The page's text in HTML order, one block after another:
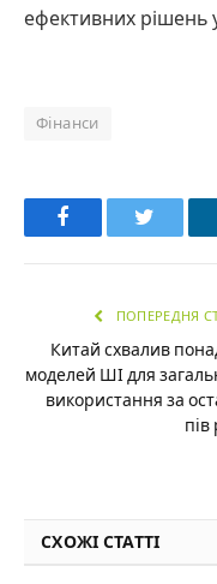
ефективних рішень
Фінанси
Facebook
ПОПЕРЕДНЯ
Китай схвалив
моделей ШІ для
використання за
пів
СХОЖІ СТАТТІ